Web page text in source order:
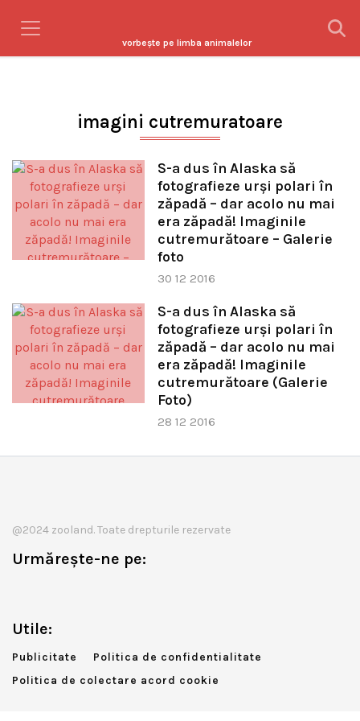
vorbeşte pe limba animalelor
imagini cutremuratoare
S-a dus în Alaska să
fotografieze urşi polari în
zăpadă – dar acolo nu mai
era zăpadă! Imaginile
cutremurătoare – Galerie
foto
30 12 2016
S-a dus în Alaska să
fotografieze urşi polari în
zăpadă – dar acolo nu mai
era zăpadă! Imaginile
cutremurătoare (Galerie
Foto)
28 12 2016
@2024 zooland. Toate drepturile rezervate
Urmărește-ne pe:
Utile:
Publicitate
Politica de confidentialitate
Politica de colectare acord cookie